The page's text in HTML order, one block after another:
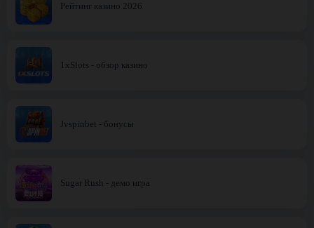
Рейтинг казино 2026
1xSlots - обзор казино
Jvspinbet - бонусы
Sugar Rush - демо игра